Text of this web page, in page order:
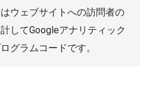
ウェブサイトへの訪問者の
してGoogleアナリティック
グラムコードです。